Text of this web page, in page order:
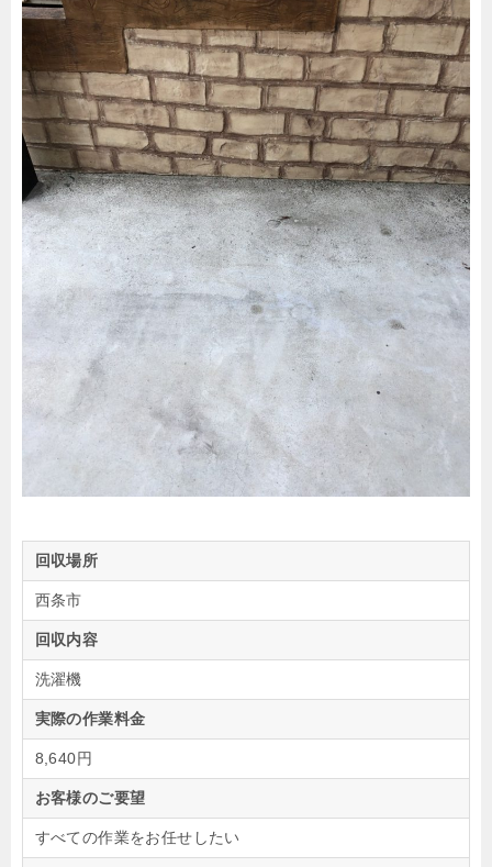
回収場所
西条市
回収内容
洗濯機
実際の作業料金
8,640円
お客様のご要望
すべての作業をお任せしたい